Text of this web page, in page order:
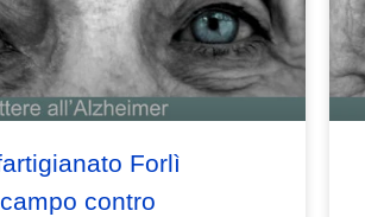
Forlì
contro